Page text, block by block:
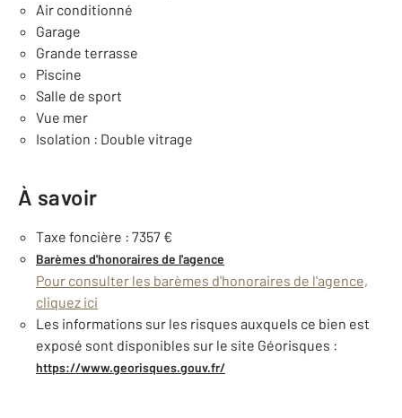
Air conditionné
Garage
Grande terrasse
Piscine
Salle de sport
Vue mer
Isolation : Double vitrage
À savoir
Taxe foncière : 7357 €
Barèmes d'honoraires de l'agence
Pour consulter les barèmes d'honoraires de l'agence,
cliquez ici
Les informations sur les risques auxquels ce bien est
exposé sont disponibles sur le site Géorisques :
https://www.georisques.gouv.fr/